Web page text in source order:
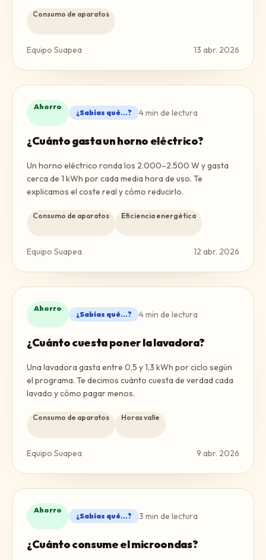
Consumo de aparatos
Equipo Suapea 13 abr. 2026
Ahorro
¿Sabías qué...? 4min de lectura
¿Cuánto gasta un horno eléctrico?
Un horno eléctrico ronda los 2.000–2.500 W y gasta
cerca de 1 kWh por cada media hora de uso. Te
explicamos el coste real y cómo reducirlo.
Consumo de aparatos Eficiencia energética
Equipo Suapea 12 abr. 2026
Ahorro
¿Sabías qué...? 4min de lectura
¿Cuánto cuesta poner la lavadora?
Una lavadora gasta entre 0,5 y 1,3 kWh por ciclo según
el programa. Te decimos cuánto cuesta de verdad cada
lavado y cómo pagar menos.
Consumo de aparatos Horas valle
Equipo Suapea 9 abr. 2026
Ahorro
¿Sabías qué...? 3 min de lectura
¿Cuánto consume el microondas?